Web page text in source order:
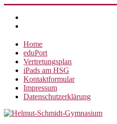
Inhalt
springen
Home
eduPort
Vertretungsplan
iPads am HSG
Kontaktformular
Impressum
Datenschutzerklärung